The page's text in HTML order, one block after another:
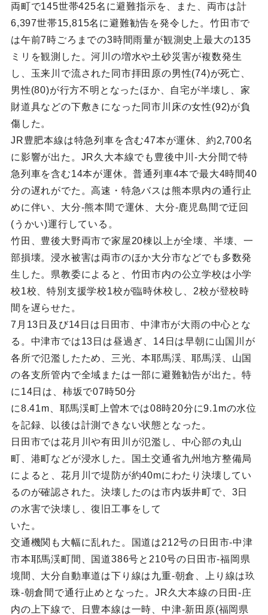
両町で145世帯425名に避難指示を、また、両市は計
6,397世帯15,815名に避難勧告を発令した。竹田市で
は午前7時ごろまでの3時間雨量が観測史上最大の135
ミリを観測した。河川の増水や土砂災害が複数発生
し、玉来川で流された同市拝田原の男性(74)が死亡、
男性(80)が行方不明となったほか、自宅が半壊し、家
財道具などの下敷きになった同市川床の女性(92)が負
傷した。
JR豊肥本線は特急列車を含む47本が運休、約2,700名
に影響が出た。JR久大本線でも豊後中川-大分間で特
急列車を含む14本が運休。普通列車4本で最大4時間40
分の遅れがでた。高速・特急バスは熊本県内の通行止
めに伴い、大分-熊本間で運休、大分-鹿児島間で迂回
(うかい)運行している。
竹田、豊後大野両市で家屋20棟以上が全壊、半壊、一
部損壊。浸水被害は両市のほか大分市などでも多数発
生した。県教委によると、竹田市内の公立学校は小学
校1校、特別支援学校1校が臨時休校し、2校が登校時
間を遅らせた。
7月13日及び14日は日田市、中津市が大雨の中心とな
る。中津市では13日は昼過ぎ、14日は早朝に山国川が
各所で氾濫したため、三光、本耶馬渓、耶馬渓、山国
の各支所管内で全域または一部に避難勧告が出た。特
に14日は、柿坂で07時50分
に8.41m、耶馬渓町上曽木では08時20分に9.1mの水位
を記録、以後は計測できない状態となった。
日田市では花月川や有田川が氾濫し、中心部の丸山
町、港町などが浸水した。国土交通省九州地方整備局
によると、花月川で堤防が約40mにわたり決壊してい
るのが確認された。決壊したのは市内坂井町で、3日
の水害で決壊し、復旧工事をして
いた。
交通機関も大幅に乱れた。国道は212号の日田市-中津
市本耶馬渓町間、国道386号と210号の日田市-福岡県
境間、大分自動車道は下り線は九重-朝倉、上り線は玖
珠-朝倉間で通行止めとなった。JR久大本線の日田-庄
内の上下線で、日豊本線は一時、中津-新田原(福岡県